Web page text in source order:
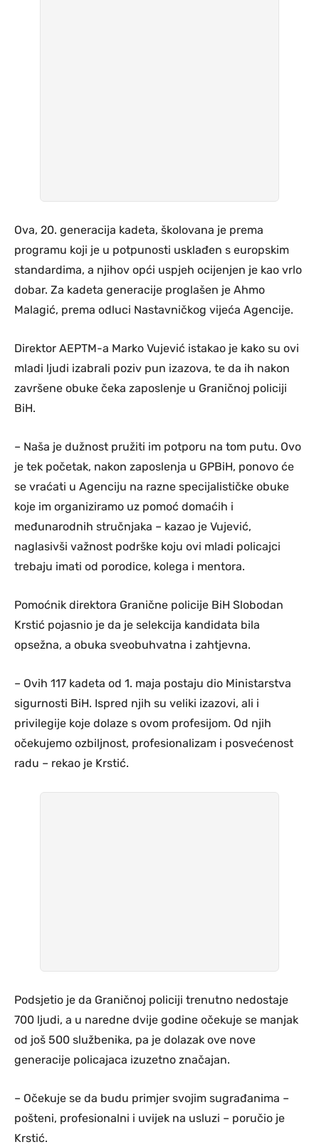
Ova, 20. generacija kadeta, školovana je prema
programu koji je u potpunosti usklađen s europskim
standardima, a njihov opći uspjeh ocijenjen je kao vrlo
dobar. Za kadeta generacije proglašen je Ahmo
Malagić, prema odluci Nastavničkog vijeća Agencije.
Direktor AEPTM-a Marko Vujević istakao je kako su ovi
mladi ljudi izabrali poziv pun izazova, te da ih nakon
završene obuke čeka zaposlenje u Graničnoj policiji
BiH.
– Naša je dužnost pružiti im potporu na tom putu. Ovo
je tek početak, nakon zaposlenja u GPBiH, ponovo će
se vraćati u Agenciju na razne specijalističke obuke
koje im organiziramo uz pomoć domaćih i
međunarodnih stručnjaka – kazao je Vujević,
naglasivši važnost podrške koju ovi mladi policajci
trebaju imati od porodice, kolega i mentora.
Pomoćnik direktora Granične policije BiH Slobodan
Krstić pojasnio je da je selekcija kandidata bila
opsežna, a obuka sveobuhvatna i zahtjevna.
– Ovih 117 kadeta od 1. maja postaju dio Ministarstva
sigurnosti BiH. Ispred njih su veliki izazovi, ali i
privilegije koje dolaze s ovom profesijom. Od njih
očekujemo ozbiljnost, profesionalizam i posvećenost
radu – rekao je Krstić.
Podsjetio je da Graničnoj policiji trenutno nedostaje
700 ljudi, a u naredne dvije godine očekuje se manjak
od još 500 službenika, pa je dolazak ove nove
generacije policajaca izuzetno značajan.
– Očekuje se da budu primjer svojim sugrađanima –
pošteni, profesionalni i uvijek na usluzi – poručio je
Krstić.